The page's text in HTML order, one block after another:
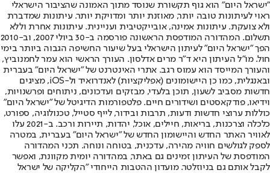
"ישראל היום" הוא גוף תקשורת שנוסד מתוך האמונה שהציבור הישראלי
ראוי לעיתונות טובה יותר, מאוזנת יותר ומדויקת יותר. עיתונות שמדברת
ולא צועקת. עיתונות אמינה, אובייקטיבית ועניינית. עיתונות אחרת וללא
תשלום. המהדורה המודפסת הראשונה פורסמה ב-30 ביולי 2007, וב-2010
הפך "ישראל היום" לעיתון הישראלי בעל שיעור החשיפה הגבוה ביותר בימי
חול. מו"ל העיתון היא ד"ר מרים אדלסון. העורך הראשי הוא עמר לחמנוביץ,
והעורך המייסד הוא עמוס רגב. אתרי האינטרנט של "ישראל היום" בעברית
ובאנגלית, כמו כן היישומונים (אפליקציות) לאנדרואיד ול-iOS, מציגים
חדשות מסביב לשעון, תוכן בלעדי, מבזקים ועדכונים, ניתוחים ופרשנויות,
וידיאו, פודקאסטים ושידורים חיים. פלטפורמות הדיגיטל של "ישראל היום"
כוללות ערוצי חדשות ודעות, תרבות ובידור, לייף סטייל, טכנולוגיה, ספורט,
כלכלה וצרכנות, בריאות, חיילים, אוכל, יהדות, תיירות ורכב. ב-2021 עלו
לאוויר האתר החדש והיישומון החדש של "ישראל היום" בעברית, במטרה
לספק לגולשים חוויה מהירה, עדכנית, בטוחה ונוחה. תכני המהדורה
המודפסת של העיתון זמינים גם באתר, במהדורה יומית מקוונת, ואפשר
לקבל אותם גם בניוזלטר. מועדון ההטבות הייחודי "הקליקה של ישראל